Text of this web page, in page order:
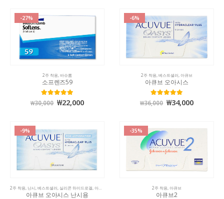
-27%
2주 착용,바슈롬
소프렌즈59
5.00 out of 5
₩30,000 ₩22,000
-6%
2주 착용,베스트셀러,아큐브
아큐브 오아시스
5.00 out of 5
₩36,000 ₩34,000
-9%
2주 착용, 난시,베스트셀러,실리콘 하이드로겔,아큐브
아큐브 오아시스 난시용
-35%
2주 착용,아큐브
아큐브2